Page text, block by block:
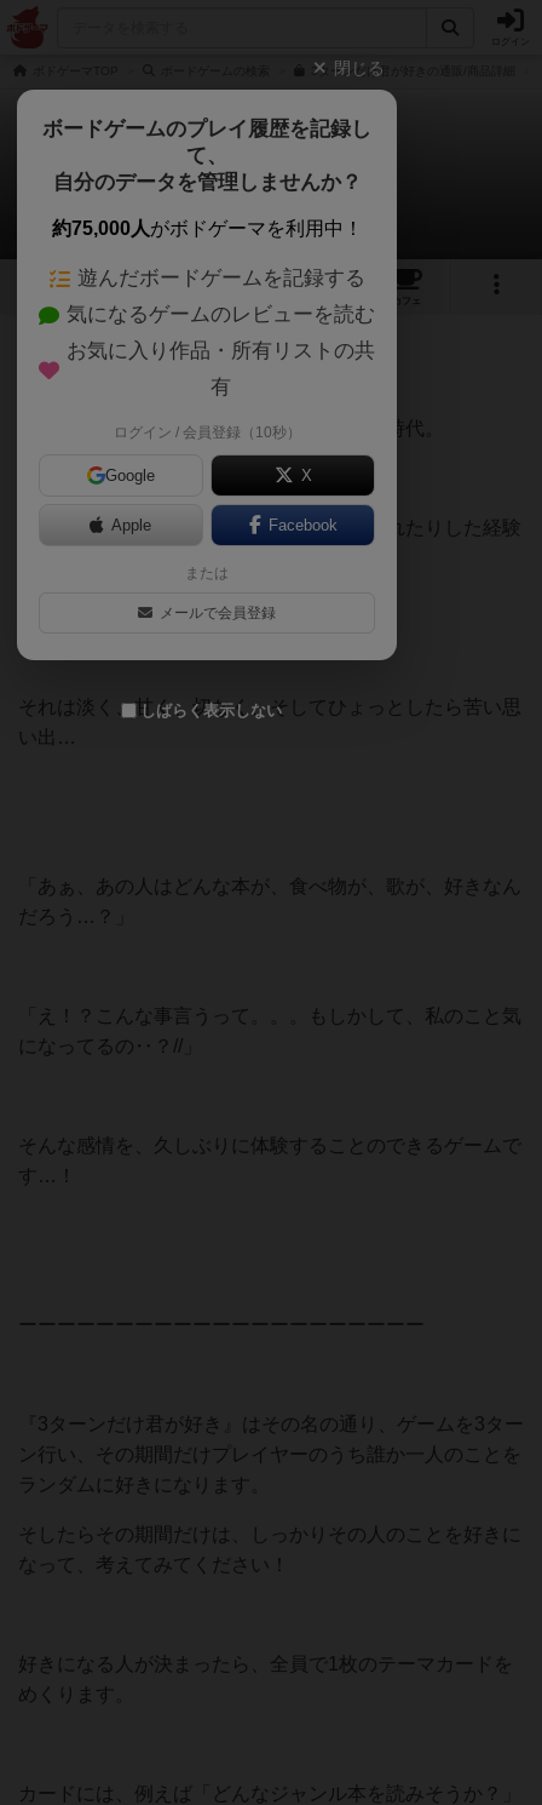
3ターンだけ君が好きの通販/商品詳細
３ターンだけ君が好き
あらいさんのレビュー
12 3 14
カフェ
1082名 6名 0 6年以上前
レーティングが非公開に設定されたユーザー
ほとんどの皆様が通ってきたであろう学生時代。
一度はクラスのあの子や、部活の先輩に憧れたりした経験
それは淡く、甘く、切なく、そしてひょっとしたら苦い思
い出…
「あぁ、あの人はどんな本が、食べ物が、歌が、好きなん
だろう…？」
「え！？こんな事言うって。。。もしかして、私のこと気
になってるの‥？//」
そんな感情を、久しぶりに体験することのできるゲームで
す…！
ーーーーーーーーーーーーーーーーーーーーー
『3ターンだけ君が好き』はその名の通り、ゲームを3ター
ン行い、その期間だけプレイヤーのうち誰か一人のことを
ランダムに好きになります。
そしたらその期間だけは、しっかりその人のことを好きに
なって、考えてみてください！
好きになる人が決まったら、全員で1枚のテーマカードを
めくります。
カードには、例えば「どんなジャンル本を読みそうか？」
閉じる
ボードゲームのプレイ履歴を記録し
て、
自分のデータを管理しませんか？
約75,000人がボドゲーマを利用中！
遊んだボードゲームを記録する
気になるゲームのレビューを読む
お気に入り作品・所有リストの共
有
ログイン / 会員登録（10秒）
Google X
Apple Facebook
または
メールで会員登録
しばらく表示しない